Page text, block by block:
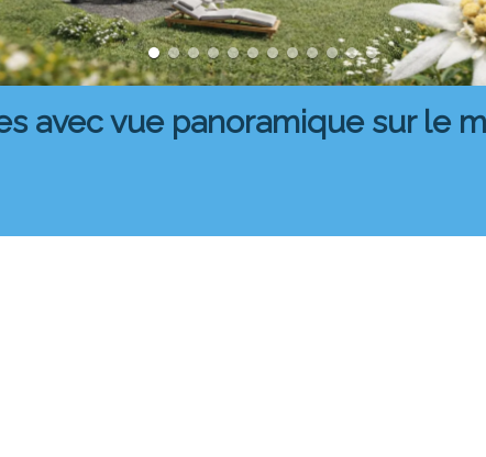
avec vue panoramique sur le